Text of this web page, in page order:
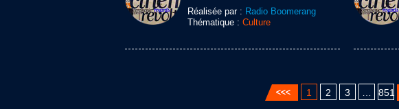
Réalisée par : Radio Boomerang
Thématique : Culture
1 2 3 851